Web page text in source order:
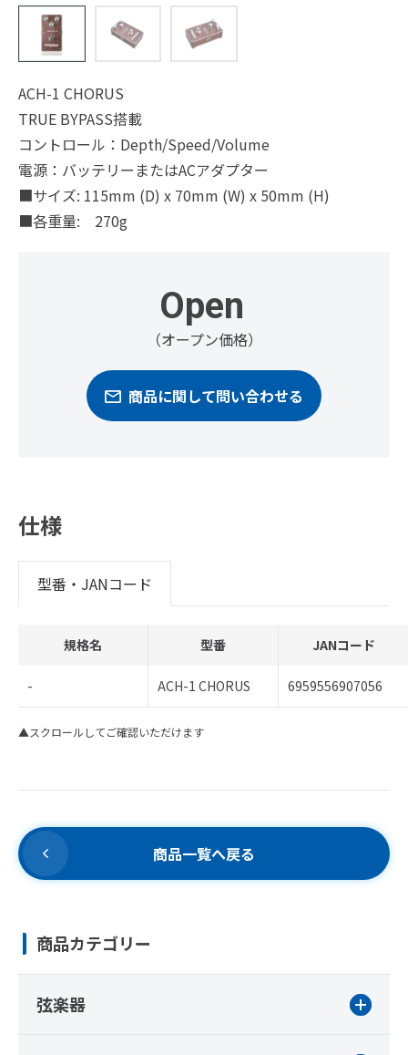
ACH-1 CHORUS
TRUE BYPASS搭載
コントロール：Depth/Speed/Volume
電源：バッテリーまたはACアダプター
■サイズ: 115mm (D) x 70mm (W) x 50mm (H)
■各重量: 270g
Open
（オープン価格）
商品に関して問い合わせる
仕様
型番・JANコード
規格名 型番 JANコード
- ACH-1 CHORUS 6959556907056
▲スクロールしてご確認いただけます
商品一覧へ戻る
商品カテゴリー
弦楽器